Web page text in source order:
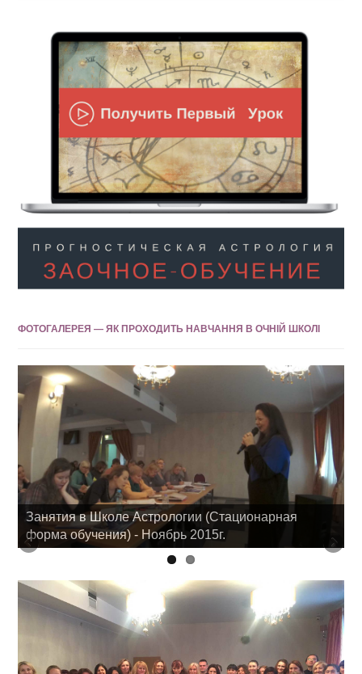
ФОТОГАЛЕРЕЯ — ЯК ПРОХОДИТЬ НАВЧАННЯ В ОЧНІЙ ШКОЛІ
Занятия в Школе Астрологии (Стационарная
форма обучения) - Ноябрь 2015г.